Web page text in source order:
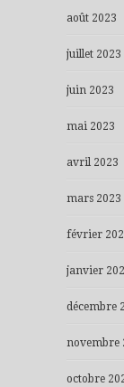
août 2023
juillet 2023
juin 2023
mai 2023
avril 2023
mars 2023
février
janvier
décembre
novembre
octobre